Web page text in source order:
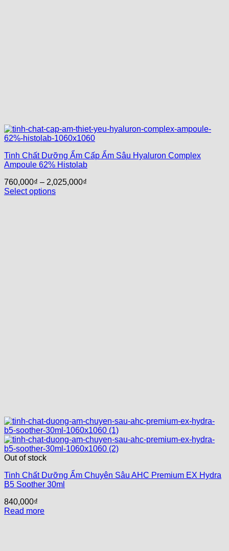
Tinh Chất Dưỡng Ẩm Cấp Ẩm Sâu Hyaluron Complex
Ampoule 62% Histolab
760,000₫ – 2,025,000₫
Select options
Out of stock
Tinh Chất Dưỡng Ẩm Chuyên Sâu AHC Premium EX Hydra
B5 Soother 30ml
840,000₫
Read more